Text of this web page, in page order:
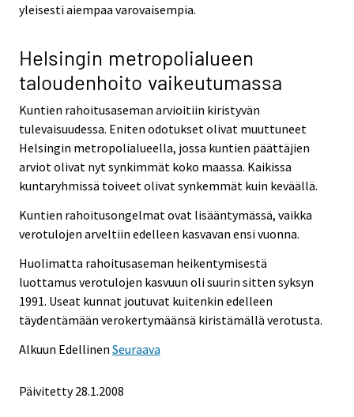
yleisesti aiempaa varovaisempia.
Helsingin metropolialueen
taloudenhoito vaikeutumassa
Kuntien rahoitusaseman arvioitiin kiristyvän
tulevaisuudessa. Eniten odotukset olivat muuttuneet
Helsingin metropolialueella, jossa kuntien päättäjien
arviot olivat nyt synkimmät koko maassa. Kaikissa
kuntaryhmissä toiveet olivat synkemmät kuin keväällä.
Kuntien rahoitusongelmat ovat lisääntymässä, vaikka
verotulojen arveltiin edelleen kasvavan ensi vuonna.
Huolimatta rahoitusaseman heikentymisestä
luottamus verotulojen kasvuun oli suurin sitten syksyn
1991. Useat kunnat joutuvat kuitenkin edelleen
täydentämään verokertymäänsä kiristämällä verotusta.
Alkuun Edellinen Seuraava
Päivitetty28.1.2008